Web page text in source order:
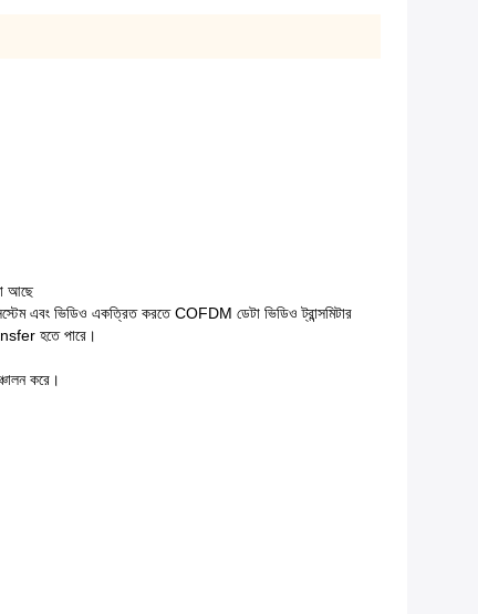
আছে
এবং ভিডিও একত্রিত করতে COFDM ডেটা ভিডিও ট্রান্সমিটার
হতে পারে।
করে।